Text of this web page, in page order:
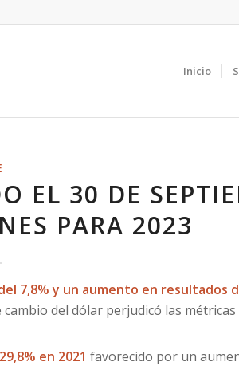
Inicio
EL 30 DE
PARA 2023
7,8% y un aumento en resultados
del dólar perjudicó las
en 2021 favorecido por un